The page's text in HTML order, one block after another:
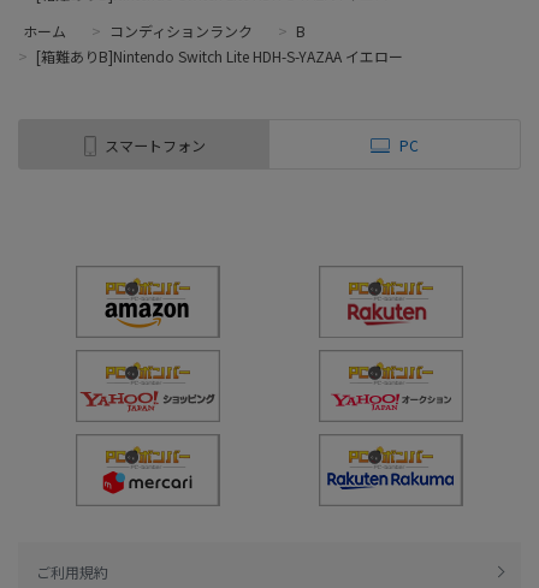
ホーム
> コンディションランク > B
> [箱難ありB]Nintendo Switch Lite HDH-S-YAZAA イエロー
スマートフォン PC
ご利用規約